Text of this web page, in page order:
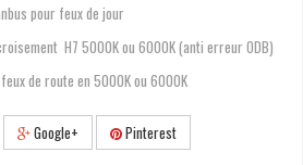
pour feux de jour
H7 5000K ou 6000K (anti erreur ODB)
de route en 5000K ou 6000K
Google+ Pinterest